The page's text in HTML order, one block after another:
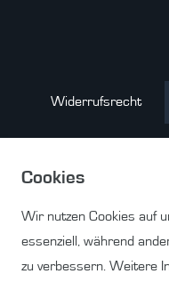
Widerrufs­recht
Cookies
Wir nutzen Cookies auf
essenziell, während
zu verbessern. Weitere